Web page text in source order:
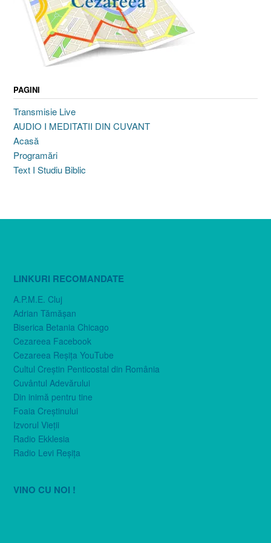
PAGINI
Transmisie Live
AUDIO I MEDITATII DIN CUVANT
Acasă
Programări
Text I Studiu Biblic
LINKURI RECOMANDATE
A.P.M.E. Cluj
Adrian Tămăşan
Biserica Betania Chicago
Cezareea Facebook
Cezareea Reşiţa YouTube
Cultul Creştin Penticostal din România
Cuvântul Adevărului
Din inimă pentru tine
Foaia Creştinului
Izvorul Vieţii
Radio Ekklesia
Radio Levi Reşiţa
VINO CU NOI !